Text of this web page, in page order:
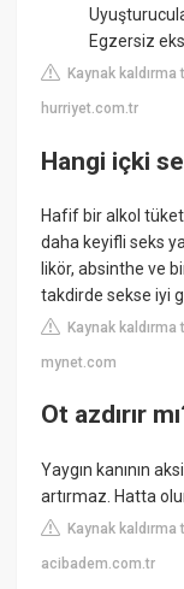
Egzersiz
Kaynak kaldırma
hurriyet.com.tr
Hangi içki
Hafif bir alkol
daha keyifli seks
likör, absinthe ve
takdirde sekse iyi
Kaynak kaldırma
mynet.com
Ot azdırır
Yaygın kanının
artırmaz. Hatta
Kaynak kaldırma
acibadem.com.tr